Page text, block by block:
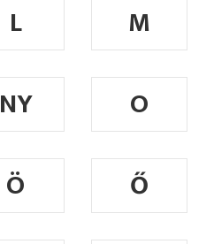
L
M
NY
O
Ö
Ő